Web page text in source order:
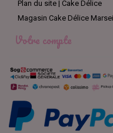
Plan du site | Cake Délice
Magasin Cake Délice
Votre compte